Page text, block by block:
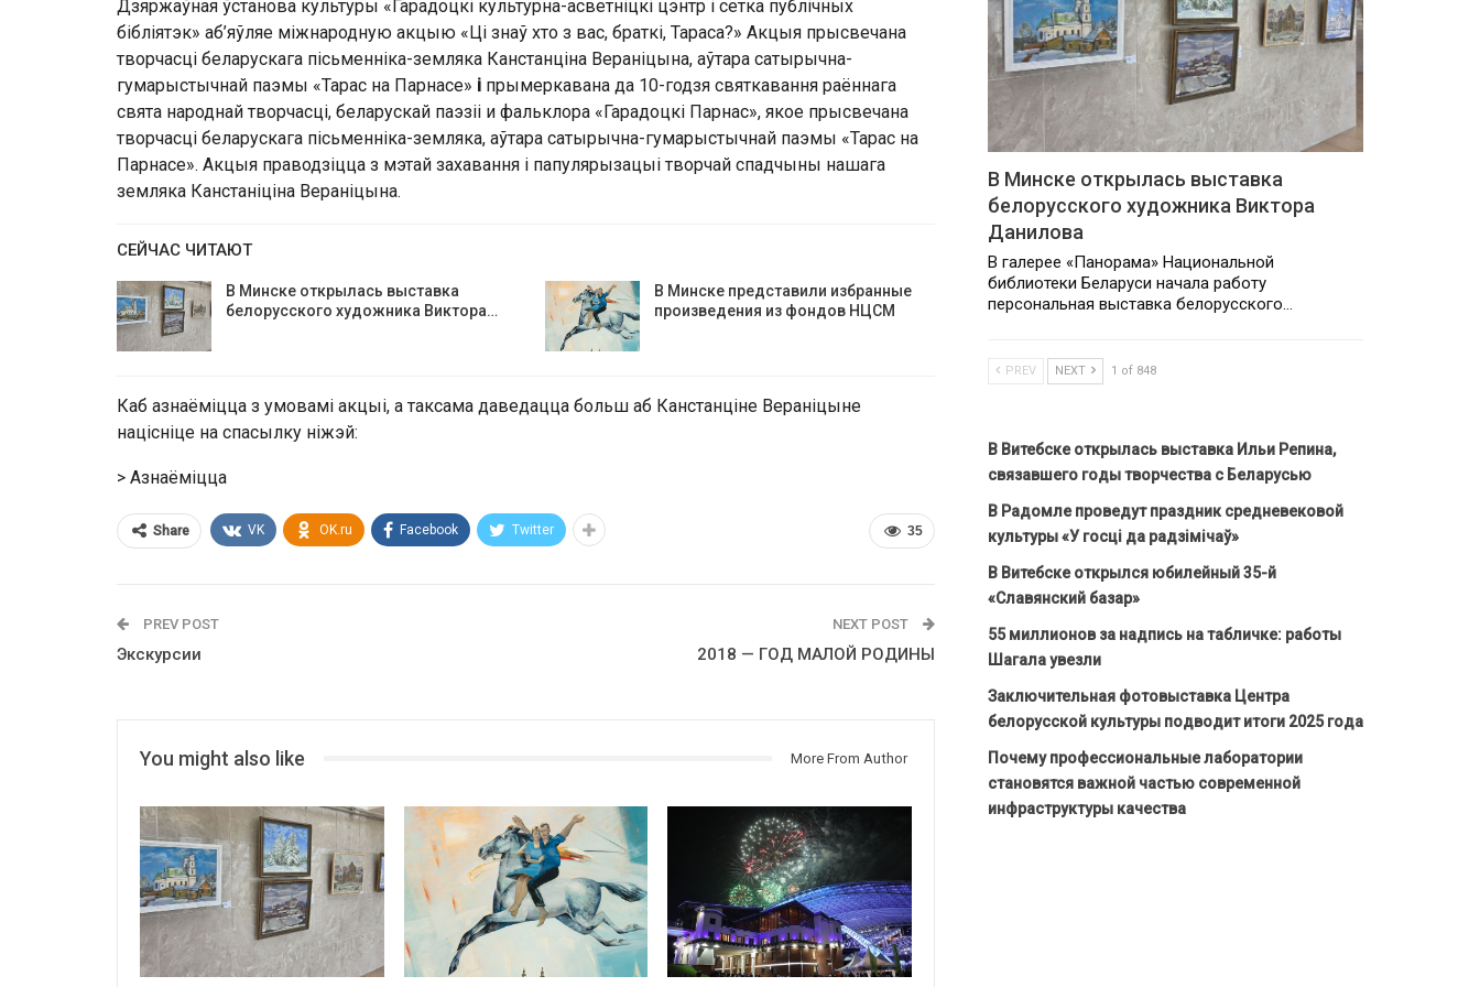
Дзяржаўная ўстанова культуры «Гарадоцкі культурна-асветніцкі цэнтр і сетка публічных
бібліятэк» аб’яўляе міжнародную акцыю «Ці знаў хто з вас, браткі, Тараса?» Акцыя прысвечана
творчасці беларускага пісьменніка-земляка Канстанціна Вераніцына, аўтара сатырычна-
гумарыстычнай паэмы «Тарас на Парнасе» і прымеркавана да 10-годзя святкавання раённага
свята народнай творчасці, беларускай паэзіі и фальклора «Гарадоцкі Парнас», якое прысвечана
творчасці беларускага пісьменніка-земляка, аўтара сатырычна-гумарыстычнай паэмы «Тарас на
Парнасе». Акцыя праводзіцца з мэтай захавання і папулярызацыі творчай спадчыны нашага
земляка Канстаніціна Вераніцына.
СЕЙЧАС ЧИТАЮТ
В Минске открылась выставка
белорусского художника Виктора…
В Минске представили избранные
произведения из фондов НЦСМ
Каб азнаёміцца з умовамі акцыі, а таксама даведацца больш аб Канстанціне Вераніцыне
націсніце на спасылку ніжэй:
> Азнаёміцца
35
Share VK OK.ru Facebook Twitter
PREV POST
Экскурсии
NEXT POST
2018 — ГОД МАЛОЙ РОДИНЫ
You might also like More From Author
В Минске открылась выставка
белорусского художника Виктора
Данилова
В галерее «Панорама» Национальной
библиотеки Беларуси начала работу
персональная выставка белорусского…
PREV NEXT 1 of 848
В Витебске открылась выставка Ильи Репина,
связавшего годы творчества с Беларусью
В Радомле проведут праздник средневековой
культуры «У госці да радзімічаў»
В Витебске открылся юбилейный 35-й
«Славянский базар»
55 миллионов за надпись на табличке: работы
Шагала увезли
Заключительная фотовыставка Центра
белорусской культуры подводит итоги 2025 года
Почему профессиональные лаборатории
становятся важной частью современной
инфраструктуры качества